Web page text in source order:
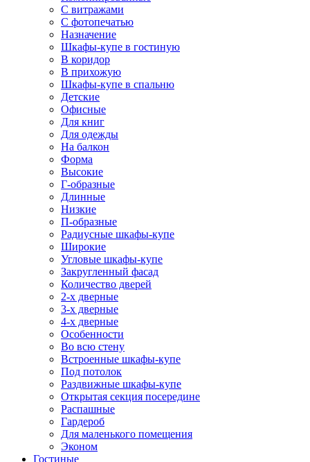
С витражами
С фотопечатью
Назначение
Шкафы-купе в гостиную
В коридор
В прихожую
Шкафы-купе в спальню
Детские
Офисные
Для книг
Для одежды
На балкон
Форма
Высокие
Г-образные
Длинные
Низкие
П-образные
Радиусные шкафы-купе
Широкие
Угловые шкафы-купе
Закругленный фасад
Количество дверей
2-х дверные
3-х дверные
4-х дверные
Особенности
Во всю стену
Встроенные шкафы-купе
Под потолок
Раздвижные шкафы-купе
Открытая секция посередине
Распашные
Гардероб
Для маленького помещения
Эконом
Гостиные